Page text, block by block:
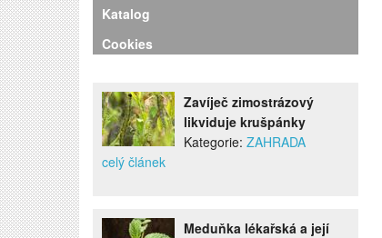
Katalog
Cookies
Zavíječ zimostrázový
likviduje krušpánky
Kategorie: ZAHRADA
celý článek
Meduňka lékařská a její